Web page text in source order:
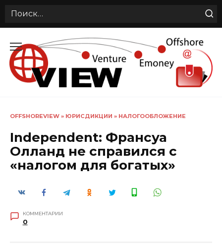
Search
содержанию
OFFSHOREVIEW » ЮРИСДИКЦИИ » НАЛОГООБЛОЖЕНИЕ
Independent: Франсуа
Олланд не справился с
«налогом для богатых»
КОММЕНТАРИИ
0